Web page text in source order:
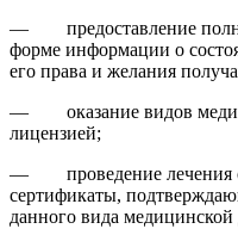
— предоставление
форме информации о
его права и желания
— оказание видов
лицензией;
— проведение лечения
сертификаты,
данного вида медицинской